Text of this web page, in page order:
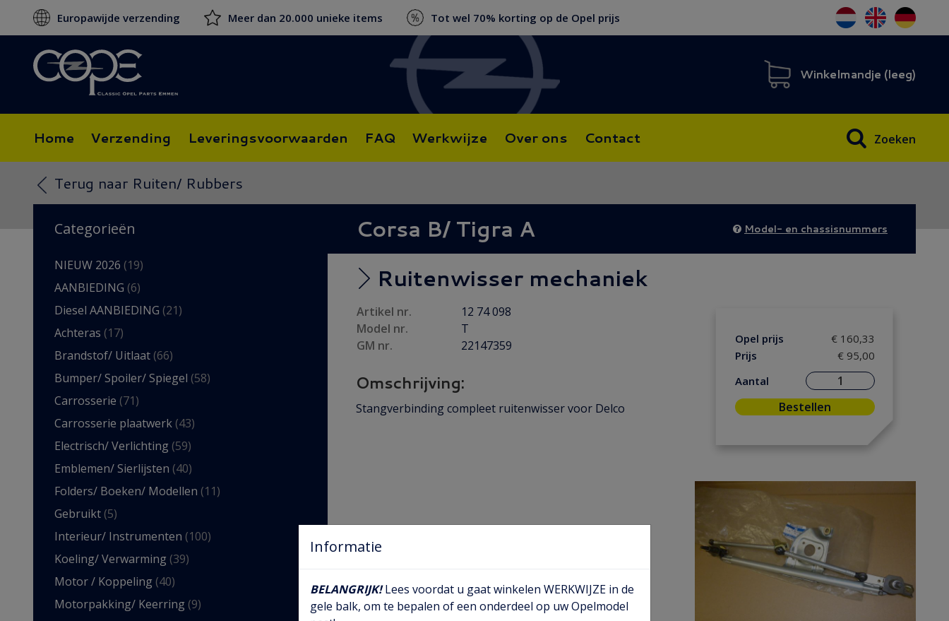
Europawijde verzending Meer dan 20.000 unieke items Tot wel 70% korting op de Opel prijs
Winkelmandje (leeg)
Home Verzending Leveringsvoorwaarden FAQ Werkwijze Over ons Contact Zoeken
Terug naar Ruiten/ Rubbers
Categorieën
NIEUW 2026 (19)
AANBIEDING (6)
Diesel AANBIEDING (21)
Achteras (17)
Brandstof/ Uitlaat (66)
Bumper/ Spoiler/ Spiegel (58)
Carrosserie (71)
Carrosserie plaatwerk (43)
Electrisch/ Verlichting (59)
Emblemen/ Sierlijsten (40)
Folders/ Boeken/ Modellen (11)
Gebruikt (5)
Interieur/ Instrumenten (100)
Koeling/ Verwarming (39)
Motor / Koppeling (40)
Motorpakking/ Keerring (9)
Corsa B/ Tigra A Model- en chassisnummers
Ruitenwisser mechaniek
Artikel nr.
12 74 098
Model nr.
T
GM nr.
22147359
Omschrijving:
Stangverbinding compleet ruitenwisser voor Delco
Opel prijs
€ 160,33
Prijs
€ 95,00
Aantal
Bestellen
Informatie
BELANGRIJK!Lees voordat u gaat winkelen WERKWIJZE in de
gele balk, om te bepalen of een onderdeel op uw Opelmodel